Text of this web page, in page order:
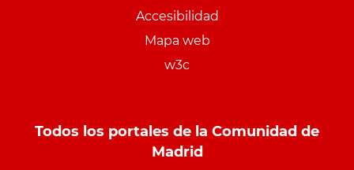
Accesibilidad
Mapa web
w3c
Todos los portales de la Comunidad de
Madrid